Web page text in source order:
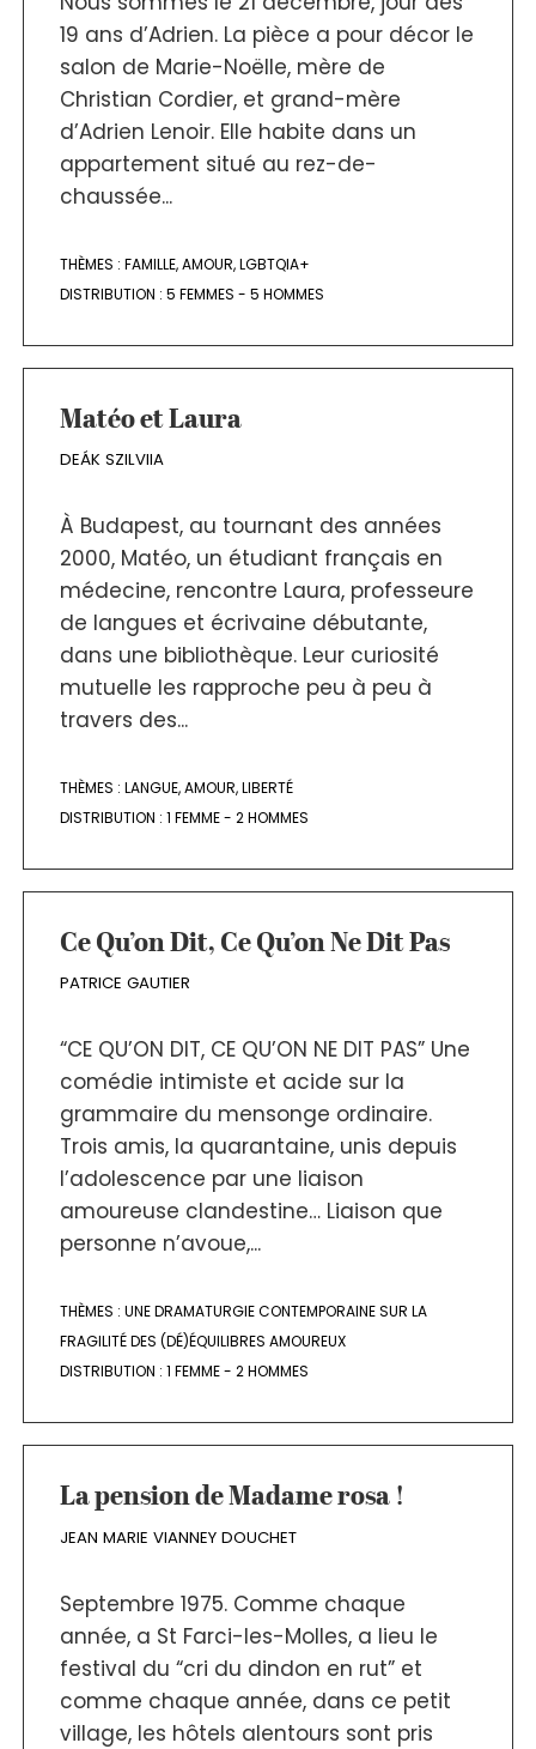
19 ans d’Adrien. La pièce a pour décor le
salon de Marie-Noëlle, mère de
Christian Cordier, et grand-mère
d’Adrien Lenoir. Elle habite dans un
appartement situé au rez-de-
chaussée...
THÈMES : FAMILLE,AMOUR,LGBTQIA+
DISTRIBUTION : 5 FEMMES - 5 HOMMES
Matéo et Laura
DEÁK SZILVIIA
À Budapest, au tournant des années
2000, Matéo, un étudiant français en
médecine, rencontre Laura, professeure
de langues et écrivaine débutante,
dans une bibliothèque. Leur curiosité
mutuelle les rapproche peu à peu à
travers des...
THÈMES : LANGUE,AMOUR,LIBERTÉ
DISTRIBUTION : 1 FEMME - 2 HOMMES
Ce Qu’on Dit, Ce Qu’on Ne Dit Pas
PATRICE GAUTIER
“CE QU’ON DIT, CE QU’ON NE DIT PAS” Une
comédie intimiste et acide sur la
grammaire du mensonge ordinaire.
Trois amis, la quarantaine, unis depuis
l’adolescence par une liaison
amoureuse clandestine… Liaison que
personne n’avoue,...
THÈMES : UNE DRAMATURGIE CONTEMPORAINE SUR LA
FRAGILITÉ DES (DÉ)ÉQUILIBRES AMOUREUX
DISTRIBUTION : 1 FEMME - 2 HOMMES
La pension de Madame rosa !
JEAN MARIE VIANNEY DOUCHET
Septembre 1975. Comme chaque
année, a St Farci-les-Molles, a lieu le
festival du “cri du dindon en rut” et
comme chaque année, dans ce petit
village, les hôtels alentours sont pris